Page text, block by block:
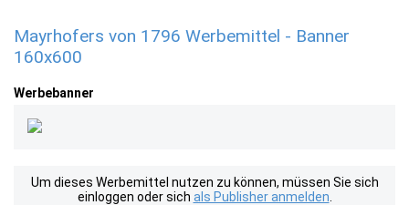
Mayrhofers von 1796 Werbemittel - Banner
160x600
Werbebanner
Um dieses Werbemittel nutzen zu können, müssen Sie sich
einloggen oder sich als Publisher anmelden